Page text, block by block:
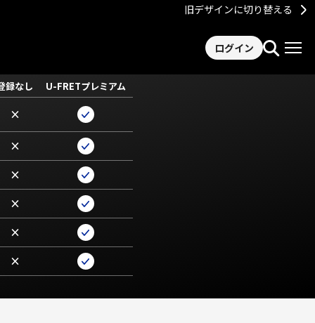
旧デザインに切り替える
ログイン
録なし U-FRETプレミアム
×
×
×
×
×
×